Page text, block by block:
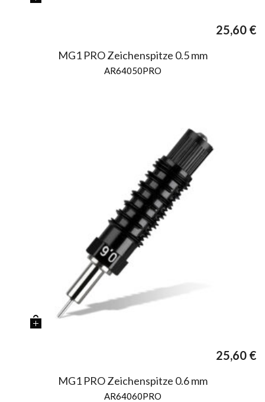
25,60 €
MG1 PRO Zeichenspitze 0.5 mm
AR64050PRO
25,60 €
MG1 PRO Zeichenspitze 0.6 mm
AR64060PRO